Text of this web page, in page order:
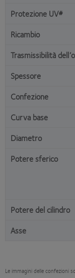
Protezione UV#
Ricambio
Trasmissibilità
Spessore
Confezione
Curva base
Diametro
Potere sferico
Potere del cilindro
Asse
Le immagini delle confezioni